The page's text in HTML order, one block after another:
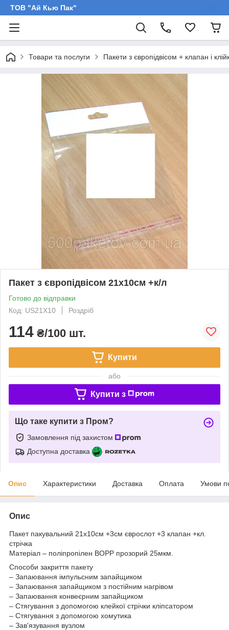
ТОВ "Ай Кью Пак"
Товари та послуги Пакети з європідвісом + клапан і
Пакет з європідвісом 21х10см +к/л
Готово до відправки
Код: US21X10
Роздріб
114 ₴/100 шт.
Купити
або
Купити з
Що таке купити з Пром?
Замовлення під захистом
Доступна доставка
Опис Характеристики Доставка Оплата Умови
Опис
Пакет пакувальний 21х10см +3см єврослот +3 клапан +кл.
стрічка
Матеріал – поліпропілен BOPP прозорий 25мкм.
Способи закриття пакету
– Запаювання імпульсним запайщиком
– Запаювання запайщиком з постійним нагрівом
– Запаювання конвеєрним запайщиком
– Стягування з допомогою клейкої стрічки кліпсатором
– Стягування з допомогою хомутика
– Зав'язування вузлом